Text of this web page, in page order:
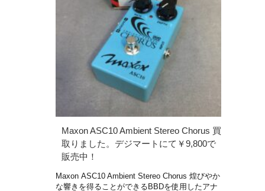
Maxon ASC10 Ambient Stereo Chorus 買
取りました。デジマートにて￥9,800で
販売中！
Maxon ASC10 Ambient Stereo Chorus 煌びやか
な響きを得ることができるBBDを使用したアナ